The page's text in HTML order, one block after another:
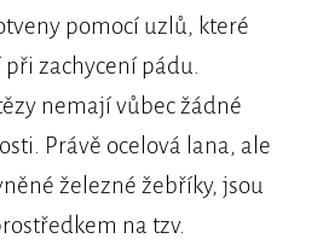
pomocí uzlů, které
zachycení pádu.
nemají vůbec žádné
Právě ocelová lana, ale
železné žebříky, jsou
na tzv.